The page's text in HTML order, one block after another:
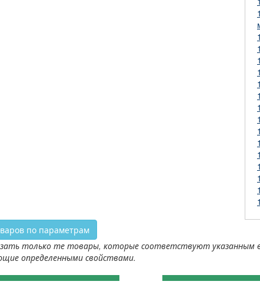
по параметрам
только те товары, которые соответствуют указанным
определенными свойствами.